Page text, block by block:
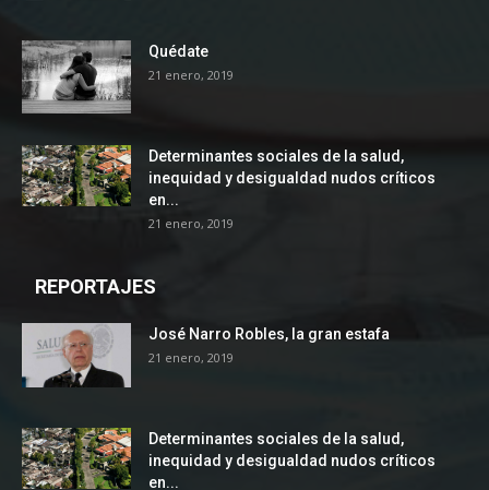
Quédate
21 enero, 2019
Determinantes sociales de la salud,
inequidad y desigualdad nudos críticos
en...
21 enero, 2019
REPORTAJES
José Narro Robles, la gran estafa
21 enero, 2019
Determinantes sociales de la salud,
inequidad y desigualdad nudos críticos
en...